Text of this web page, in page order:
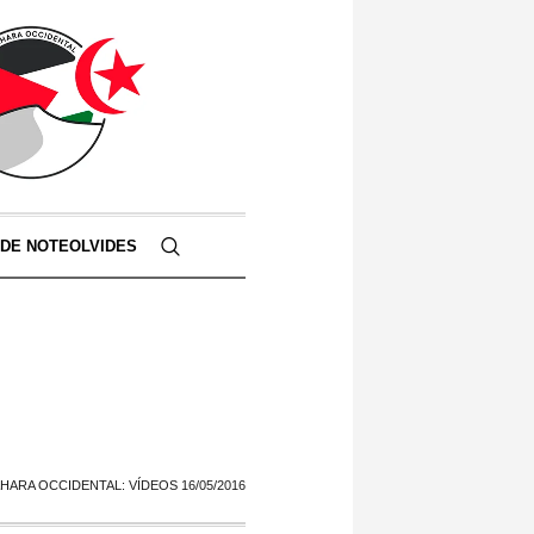
NOTEOLVIDES
OCCIDENTAL: VÍDEOS 16/05/2016